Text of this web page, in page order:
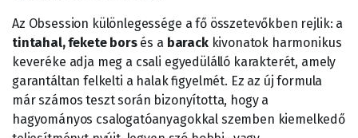
Az Obsession különlegessége a fő összetevőkben rejlik: a
tintahal, fekete borsés a barackkivonatok harmonikus
keveréke adja meg a csali egyedülálló karakterét, amely
garantáltan felkelti a halak figyelmét. Ez az új formula
már számos teszt során bizonyította, hogy a
hagyományos csalogatóanyagokkal szemben kiemelkedő